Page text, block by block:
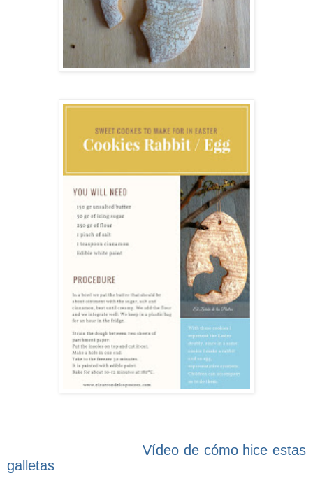
Vídeo de cómo hice estas
galletas